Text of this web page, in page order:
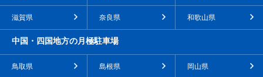
滋賀県 奈良県 和歌山県
中国・四国地方の月極駐車場
鳥取県 島根県 岡山県